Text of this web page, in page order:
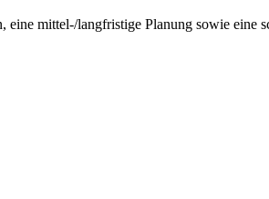
eine mittel-/langfristige Planung sowie eine